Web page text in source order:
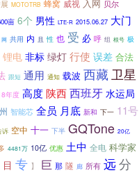
MOTOTRB 蜂窝 威视 入网 贝尔
亩 6个 男性 LTE-R 2015.06.27 大门
网 共用 内 且 性 也 受 必 呼 组 根号 极
锂电 非标 绿灯 行使 误差 合法
跟短 通用 通知 载波 西藏 卫星
年度 高度陕西西班牙水运局
智能芯 全员 月底 新和 下一 11号
诉 空中 十一 下半 GQTone 20亿
4481万 10亿 优惠 土中 全电 科学家
目 专 】 巨 那 隧 廊 所有 远分